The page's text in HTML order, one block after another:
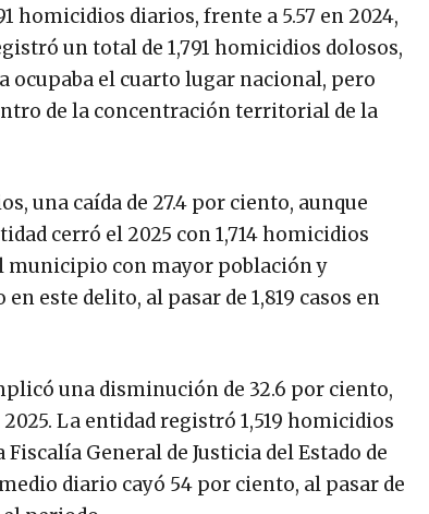
homicidios diarios, frente a 5.57 en 2024,
un total de 1,791 homicidios dolosos,
ocupaba el cuarto lugar nacional, pero
de la concentración territorial de la
una caída de 27.4 por ciento, aunque
cerró el 2025 con 1,714 homicidios
municipio con mayor población y
este delito, al pasar de 1,819 casos en
una disminución de 32.6 por ciento,
La entidad registró 1,519 homicidios
General de Justicia del Estado de
diario cayó 54 por ciento, al pasar de